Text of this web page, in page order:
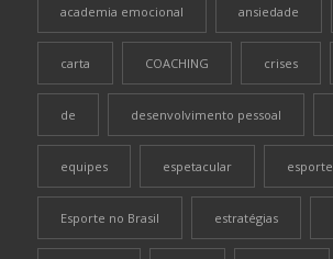
academia emocional ansiedade
carta COACHING crises
de desenvolvimento pessoal
equipes espetacular esporte
Esporte no Brasil estratégias